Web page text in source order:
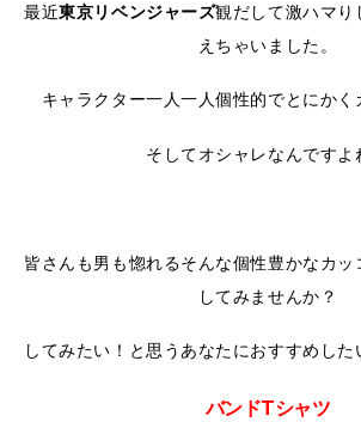
最近東京リベンジャーズ観だして激ハマり
えちゃいました。
キャラクター一人一人個性的でとにかく
そしてオシャレなんですよ
皆さんも男も惚れるそんな個性豊かなカッ
してみませんか？
してみたい！と思うあなたにおすすめし
バンドTシャツ